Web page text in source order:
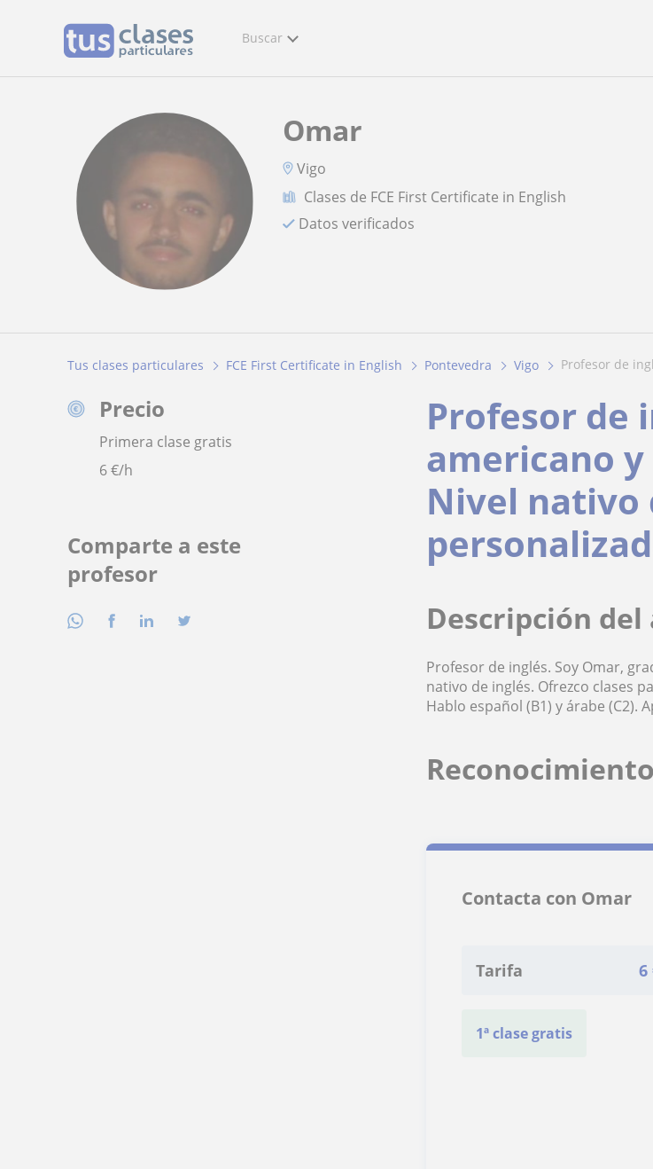
Buscar
Omar
Vigo
Clases de FCE First Certificate in English
Datos verificados
Tus clases particulares FCE First Certificate in English Pontevedra Vigo profesor de
Precio
Primera clase gratis
6€/h
Comparte a este
profesor
Profesor de
americano
Nivel nativo
Descripción
Profesor de inglés. Soy Omar,
nativo de inglés. Ofrezco clases
Hablo español (B1) y árabe (C2).
Contacta con Omar
Tarifa 6
1ª clase gratis